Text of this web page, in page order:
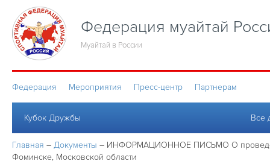
Федерация муайтай
Муайтай в России
Федерация Мероприятия Пресс-центр Партнерам
Кубок Дружбы Все
Главная – Документы – ИНФОРМАЦИОННОЕ ПИСЬМО О
Фоминске, Московской области